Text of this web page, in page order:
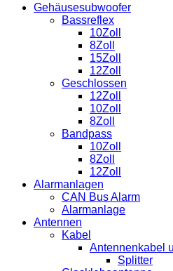
Gehäusesubwoofer
Bassreflex
10Zoll
8Zoll
15Zoll
12Zoll
Geschlossen
12Zoll
10Zoll
8Zoll
Bandpass
10Zoll
8Zoll
12Zoll
Alarmanlagen
CAN Bus Alarm
Alarmanlage
Antennen
Kabel
Antennenkabel
Splitter